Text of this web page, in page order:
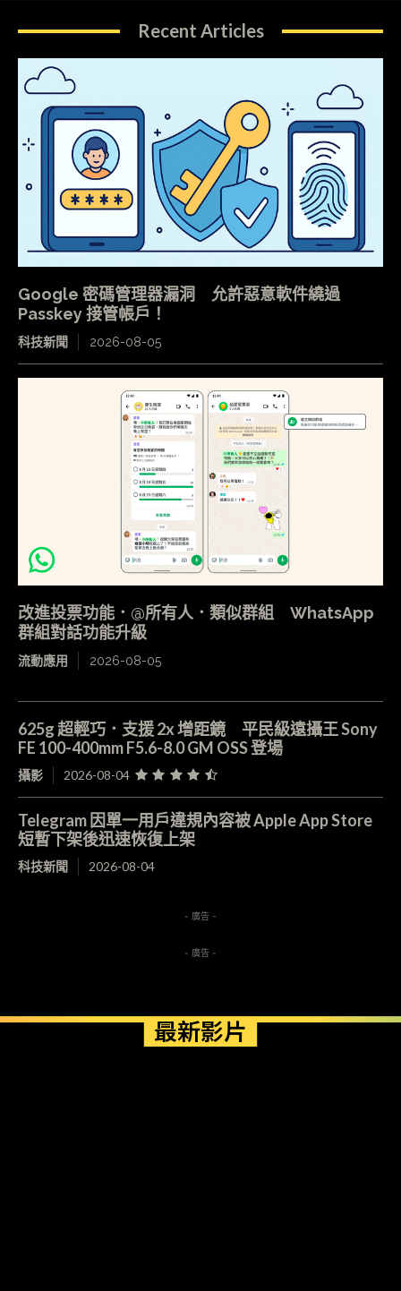
Recent Articles
Google 密碼管理器漏洞 允許惡意軟件繞過
Passkey 接管帳戶！
科技新聞 2026-08-05
改進投票功能．@所有人．類似群組 WhatsApp
群組對話功能升級
流動應用 2026-08-05
625g 超輕巧．支援 2x 增距鏡 平民級遠攝王 Sony
FE 100-400mm F5.6-8.0 GM OSS 登場
攝影 2026-08-04
Telegram 因單一用戶違規內容被 Apple App Store
短暫下架後迅速恢復上架
科技新聞 2026-08-04
- 廣告 -
- 廣告 -
最新影片